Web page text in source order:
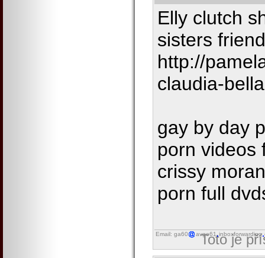
Elly clutch
sisters
http://
claudia-bella
gay by day
porn videos
crissy
porn full
Email: ga60 avgo61 inboxforwarding
Toto je